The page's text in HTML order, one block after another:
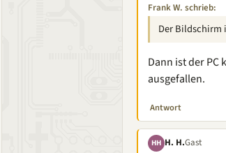
Frank W. schrieb:
Der Bildschirm
Dann ist der
ausgefallen.
Antwort
HH H. H.Gast